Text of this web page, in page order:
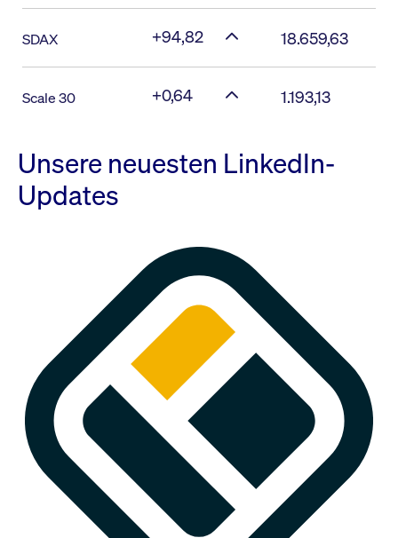
SDAX +94,82 18.659,63
Scale 30 +0,64 1.193,13
Unsere neuesten LinkedIn-
Updates